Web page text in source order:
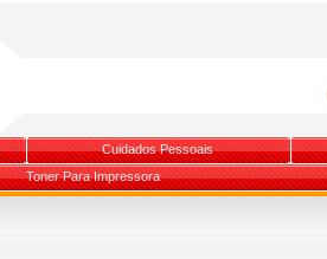
Cuidados Pessoais
Toner Para Impressora